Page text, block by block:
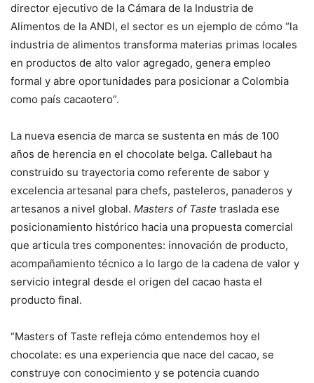
director ejecutivo de la Cámara de la Industria de
Alimentos de la ANDI, el sector es un ejemplo de cómo “la
industria de alimentos transforma materias primas locales
en productos de alto valor agregado, genera empleo
formal y abre oportunidades para posicionar a Colombia
como país cacaotero”.
La nueva esencia de marca se sustenta en más de 100
años de herencia en el chocolate belga. Callebaut ha
construido su trayectoria como referente de sabor y
excelencia artesanal para chefs, pasteleros, panaderos y
artesanos a nivel global. Masters of Taste traslada ese
posicionamiento histórico hacia una propuesta comercial
que articula tres componentes: innovación de producto,
acompañamiento técnico a lo largo de la cadena de valor y
servicio integral desde el origen del cacao hasta el
producto final.
“Masters of Taste refleja cómo entendemos hoy el
chocolate: es una experiencia que nace del cacao, se
construye con conocimiento y se potencia cuando